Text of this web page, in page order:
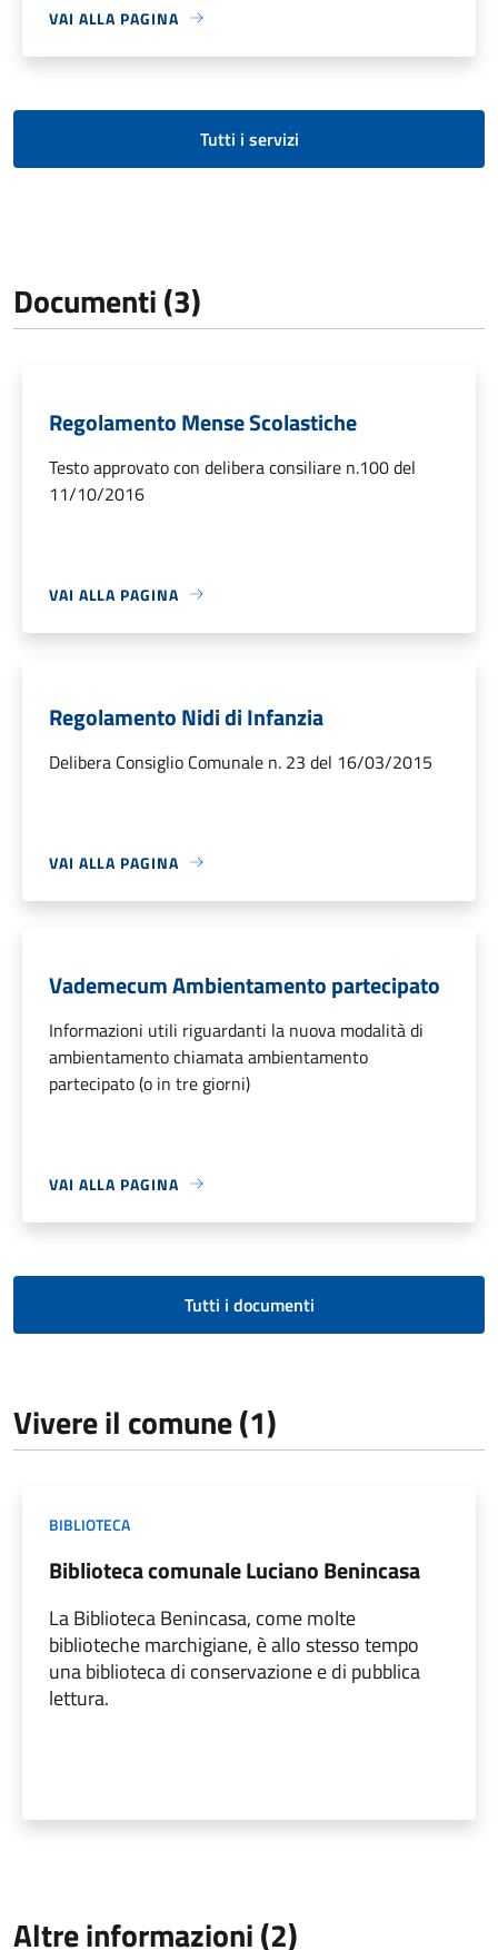
VAI ALLA PAGINA
Tutti i servizi
Documenti (3)
Regolamento Mense Scolastiche
Testo approvato con delibera consiliare n.100 del
11/10/2016
VAI ALLA PAGINA
Regolamento Nidi di Infanzia
Delibera Consiglio Comunale n. 23 del 16/03/2015
VAI ALLA PAGINA
Vademecum Ambientamento partecipato
Informazioni utili riguardanti la nuova modalità di
ambientamento chiamata ambientamento
partecipato (o in tre giorni)
VAI ALLA PAGINA
Tutti i documenti
Vivere il comune (1)
BIBLIOTECA
Biblioteca comunale Luciano Benincasa
La Biblioteca Benincasa, come molte
biblioteche marchigiane, è allo stesso tempo
una biblioteca di conservazione e di pubblica
lettura.
Altre informazioni (2)